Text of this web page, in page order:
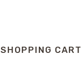
SHOPPING CART